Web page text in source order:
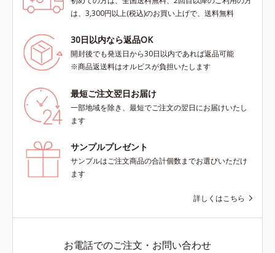
は、3,300円以上(税込)のお買い上げで、送料無料
30日以内なら返品OK
開封後でも発送日から30日以内であれば返品可能
※商品返送料はオルビスが負担いたします
最短ご注文翌日お届け
一部地域を除き、最短でご注文の翌日にお届けいたし
ます
サンプルプレゼント
サンプルはご注文商品の合計個数までお選びいただけ
ます
詳しくはこちら
お電話でのご注文・お問い合わせ